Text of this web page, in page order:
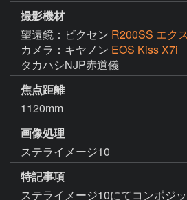
撮影機材
望遠鏡：ビクセン R200SS エク
カメラ：キヤノン EOS Kiss X7i
タカハシNJP赤道儀
焦点距離
1120mm
画像処理
ステライメージ10
特記事項
ステライメージ10にてコンポジ